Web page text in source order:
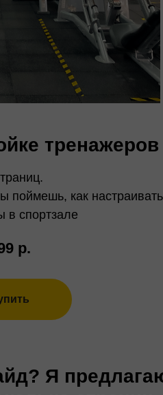
тренажеров
поймешь, как настраивать
в спортзале
р.
Я